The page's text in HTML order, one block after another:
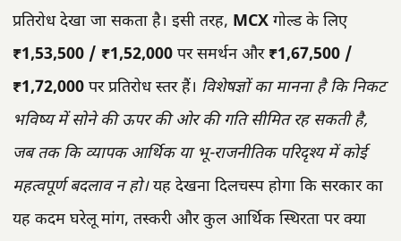
प्रतिरोध देखा जा सकता है। इसी तरह, MCX गोल्ड के लिए
₹1,53,500 / ₹1,52,000 पर समर्थन और ₹1,67,500 /
₹1,72,000 पर प्रतिरोध स्तर हैं। विशेषज्ञों का मानना है कि निकट
भविष्य में सोने की ऊपर की ओर की गति सीमित रह सकती है,
जब तक कि व्यापक आर्थिक या भू-राजनीतिक परिदृश्य में कोई
महत्वपूर्ण बदलाव न हो।यह देखना दिलचस्प होगा कि सरकार का
यह कदम घरेलू मांग, तस्करी और कुल आर्थिक स्थिरता पर क्या